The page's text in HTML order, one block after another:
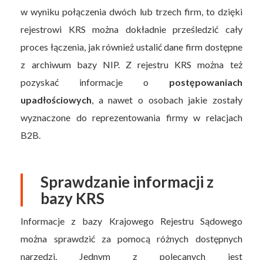
w wyniku połączenia dwóch lub trzech firm, to dzięki
rejestrowi KRS można dokładnie prześledzić cały
proces łączenia, jak również ustalić dane firm dostępne
z archiwum bazy NIP. Z rejestru KRS można też
pozyskać informacje o postępowaniach
upadłościowych , a nawet o osobach jakie zostały
wyznaczone do reprezentowania firmy w relacjach
B2B.
Sprawdzanie informacji z
bazy KRS
Informacje z bazy Krajowego Rejestru Sądowego
można sprawdzić za pomocą różnych dostępnych
narzędzi. Jednym z polecanych jest